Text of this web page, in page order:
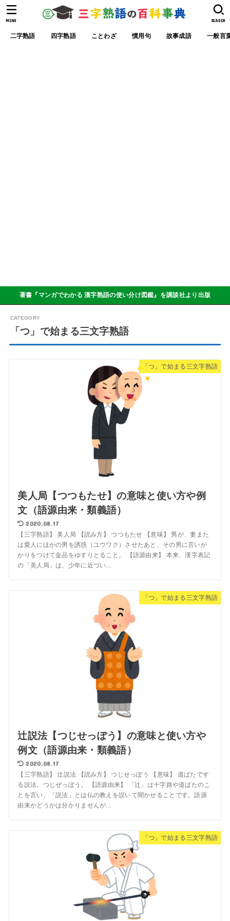
二字熟語 四字熟語 ことわざ 慣用句 故事成語 一般言
SEARCH
MENU
著書『マンガでわかる 漢字熟語の使い分け図鑑』を講談社より出版
「つ」で始まる三文字熟語
「つ」で始まる三文字熟語
美人局【つつもたせ】の意味と使い方や例
文（語源由来・類義語）
2020.08.17
【三字熟語】 美人局 【読み方】 つつもたせ 【意味】 男が、妻また
は愛人にほかの男を誘惑（ユウワク）させたあと、その男に言いが
かりをつけて金品をゆすりとること。 【語源由来】 本来、漢字表記
の「美人局」は、少年に近づい...
「つ」で始まる三文字熟語
辻説法【つじせっぽう】の意味と使い方や
例文（語源由来・類義語）
2020.08.17
【三字熟語】 辻説法 【読み方】 つじせっぽう 【意味】 道ばたです
る説法。つじぜっぽう。 【語源由来】 「辻」は十字路や道ばたのこ
とを言い、「説法」とは仏の教えを説いて聞かせることです。語源
由来かどうかは分かりませんが...
「つ」で始まる三文字熟語